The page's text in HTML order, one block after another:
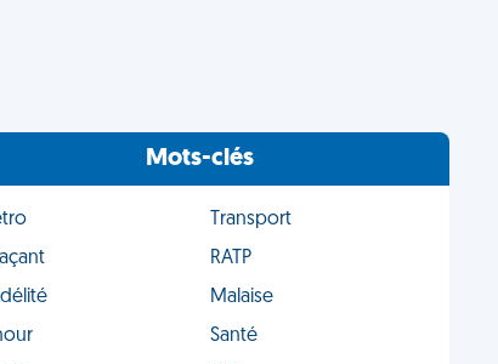
Mots-clés
Transport
RATP
Malaise
Santé